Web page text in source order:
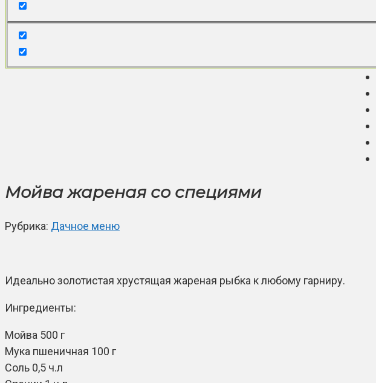
Мойва жареная со специями
Рубрика: Дачное меню
Идеально золотистая хрустящая жареная рыбка к любому гарниру.
Ингредиенты:
Мойва 500 г
Мука пшеничная 100 г
Соль 0,5 ч.л